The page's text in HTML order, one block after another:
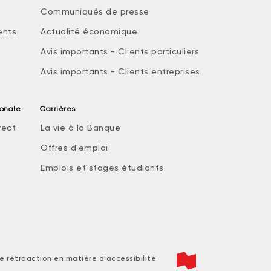
Communiqués de presse
Actualité économique
Avis importants - Clients particuliers
Avis importants - Clients entreprises
Carrières
La vie à la Banque
Offres d'emploi
Emplois et stages étudiants
rétroaction en matière d'accessibilité